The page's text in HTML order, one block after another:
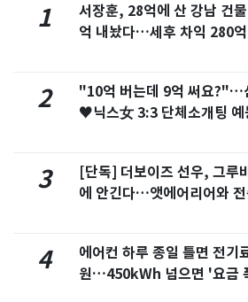
1
서장훈, 28억에 산 강남 건
억 내놨다…세후 차익 280
2
"10억 버는데 9억 써요?"…
♥닉스女 3:3 단체소개팅 예
3
[단독] 더보이즈 선우, 그루
에 안긴다…앳에어리어와
4
에어컨 하루 종일 틀면 전기
원…450kWh 넘으면 '요금